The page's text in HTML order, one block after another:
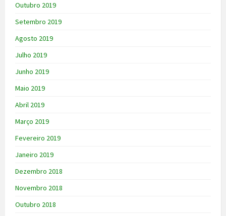
Outubro 2019
Setembro 2019
Agosto 2019
Julho 2019
Junho 2019
Maio 2019
Abril 2019
Março 2019
Fevereiro 2019
Janeiro 2019
Dezembro 2018
Novembro 2018
Outubro 2018